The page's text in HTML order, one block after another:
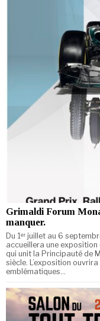
Grimaldi Forum
manquer.
Du 1ᵉʳ juillet au 6
accueillera une
qui unit la Principauté de
siècle. L’exposition
emblématiques…